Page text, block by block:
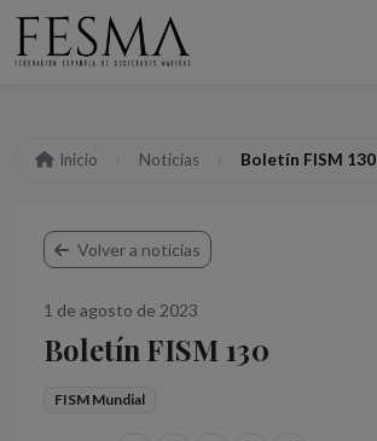
Inicio Noticias Boletín FISM 130
Volver a noticias
1 de agosto de 2023
Boletín FISM 130
FISM Mundial